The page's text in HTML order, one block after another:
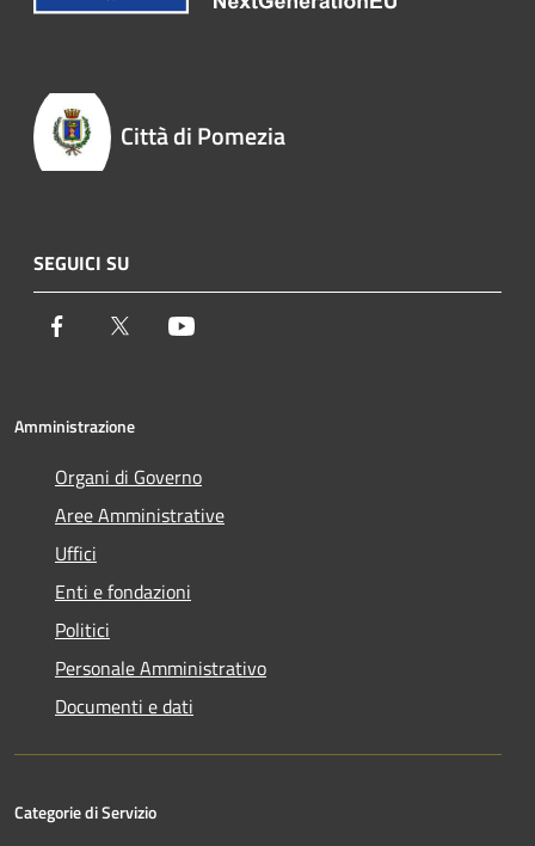
Città di Pomezia
SEGUICI SU
Facebook Twitter
Amministrazione
Organi di Governo
Aree Amministrative
Uffici
Enti e fondazioni
Politici
Personale Amministrativo
Documenti e dati
Categorie di Servizio